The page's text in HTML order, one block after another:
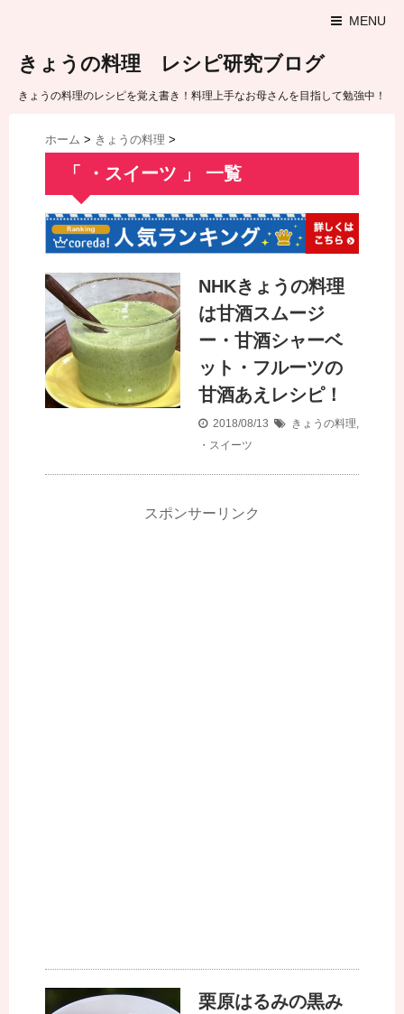
MENU
きょうの料理 レシピ研究ブログ
きょうの料理のレシピを覚え書き！料理上手なお母さんを目指して勉強中！
ホーム > きょうの料理 >
「 ・スイーツ 」 一覧
NHKきょうの料理
は甘酒スムージ
ー・甘酒シャーベ
ット・フルーツの
甘酒あえレシピ！
2018/08/13 きょうの料理
・スイーツ
スポンサーリンク
栗原はるみの黒み